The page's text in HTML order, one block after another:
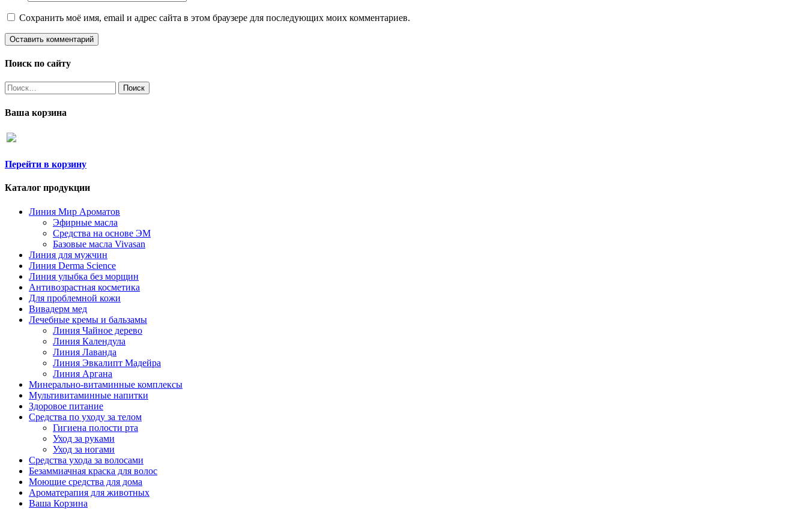
Сохранить моё имя, email и адрес сайта в этом браузере для последующих моих комментариев.
Поиск по сайту
Найти:
Ваша корзина
Перейти в корзину
Каталог продукции
Линия Мир Ароматов
Эфирные масла
Средства на основе ЭМ
Базовые масла Vivasan
Линия для мужчин
Линия Derma Science
Линия улыбка без морщин
Антивозрастная косметика
Для проблемной кожи
Вивадерм мед
Лечебные кремы и бальзамы
Линия Чайное дерево
Линия Календула
Линия Лаванда
Линия Эвкалипт Мадейра
Линия Аргана
Минерально-витаминные комплексы
Мультивитаминные напитки
Здоровое питание
Средства по уходу за телом
Гигиена полости рта
Уход за руками
Уход за ногами
Средства ухода за волосами
Безаммиачная краска для волос
Моющие средства для дома
Ароматерапия для животных
Ваша Корзина